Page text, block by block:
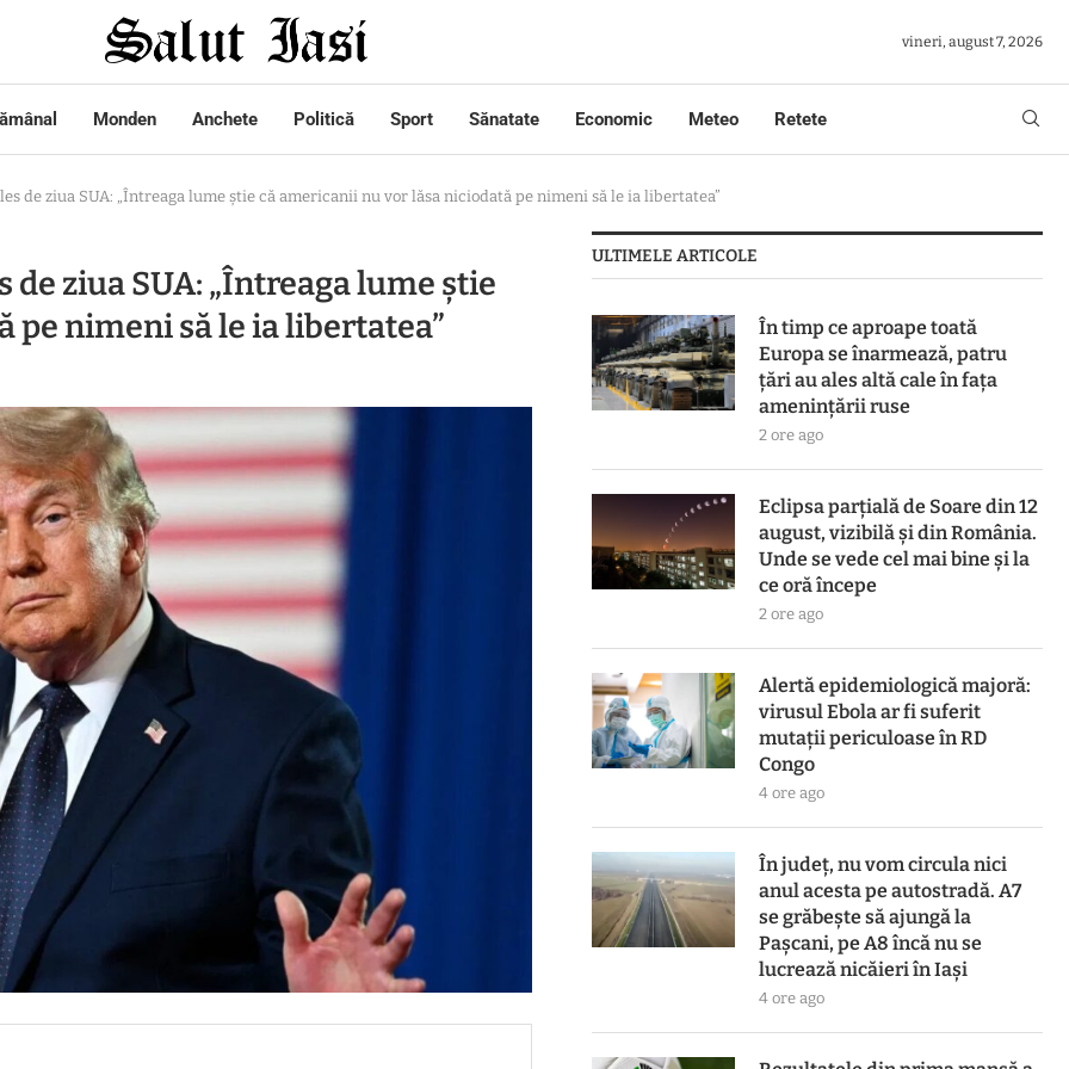
vineri, august 7, 2026
Monden Anchete Politică Sport Sănatate Economic Meteo Retete
de ziua SUA: „Întreaga lume știe că americanii nu vor lăsa niciodată pe nimeni să le ia libertatea”
ziua SUA: „Întreaga lume știe
nimeni să le ia libertatea”
ULTIMELE ARTICOLE
În timp ce aproape toată
Europa se înarmează, patru
ţări au ales altă cale în faţa
ameninţării ruse
2 ore ago
Eclipsa parțială de Soare din 12
august, vizibilă și din România.
Unde se vede cel mai bine și la
ce oră începe
2 ore ago
Alertă epidemiologică majoră:
virusul Ebola ar fi suferit
mutații periculoase în RD
Congo
4 ore ago
În județ, nu vom circula nici
anul acesta pe autostradă. A7
se grăbește să ajungă la
Pașcani, pe A8 încă nu se
lucrează nicăieri în Iași
4 ore ago